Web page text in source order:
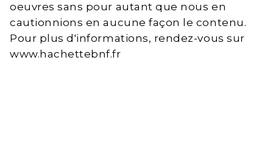
oeuvres sans pour autant que nous en
cautionnions en aucune façon le contenu.
Pour plus d'informations, rendez-vous sur
www.hachettebnf.fr